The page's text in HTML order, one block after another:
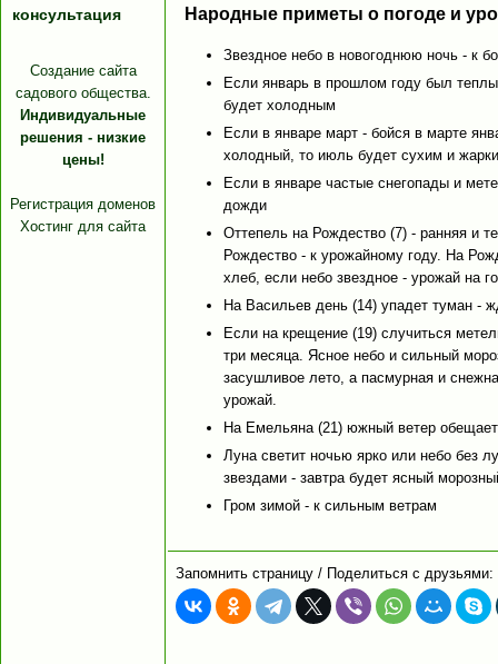
консультация
Создание сайта
садового общества.
Индивидуальные
решения - низкие
цены!
Регистрация доменов
Хостинг для сайта
Народные приметы о погоде и
Звездное небо в новогоднюю ночь - к
Если январь в прошлом году был
будет холодным
Если в январе март - бойся в марте
холодный, то июль будет сухим и
Если в январе частые снегопады и
дожди
Оттепель на Рождество (7) - ранняя и
Рождество - к урожайному году. На
хлеб, если небо звездное - урожай на
На Васильев день (14) упадет туман -
Если на крещение (19) случиться
три месяца. Ясное небо и сильный
засушливое лето, а пасмурная и
урожай.
На Емельяна (21) южный ветер обещает
Луна светит ночью ярко или небо без
звездами - завтра будет ясный
Гром зимой - к сильным ветрам
Запомнить страницу / Поделиться с друзьями: